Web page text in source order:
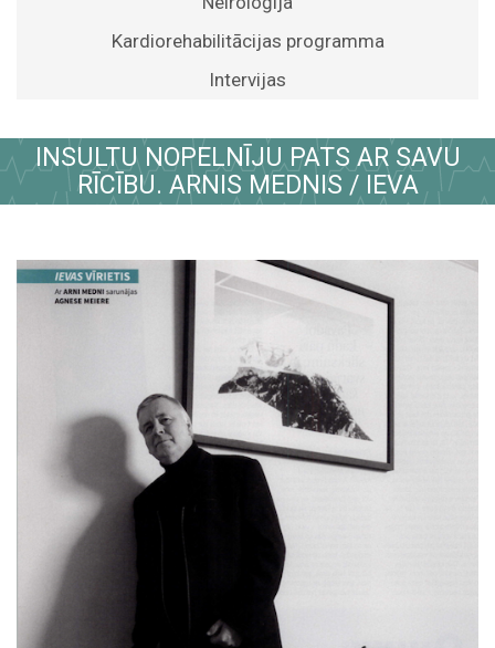
Kardiorehabilitācijas programma
Intervijas
INSULTU NOPELNĪJU PATS AR SAVU
RĪCĪBU. ARNIS MEDNIS / IEVA